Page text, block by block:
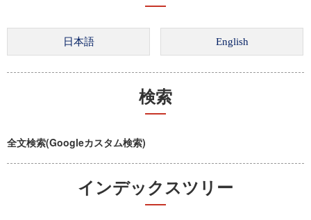
検索
全文検索(Googleカスタム検索)
インデックスツリー